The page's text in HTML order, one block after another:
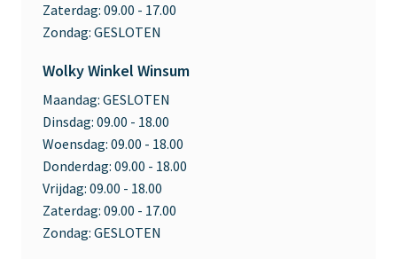
Zaterdag: 09.00 - 17.00
Zondag: GESLOTEN
Wolky Winkel Winsum
Maandag: GESLOTEN
Dinsdag: 09.00 - 18.00
Woensdag: 09.00 - 18.00
Donderdag: 09.00 - 18.00
Vrijdag: 09.00 - 18.00
Zaterdag: 09.00 - 17.00
Zondag: GESLOTEN